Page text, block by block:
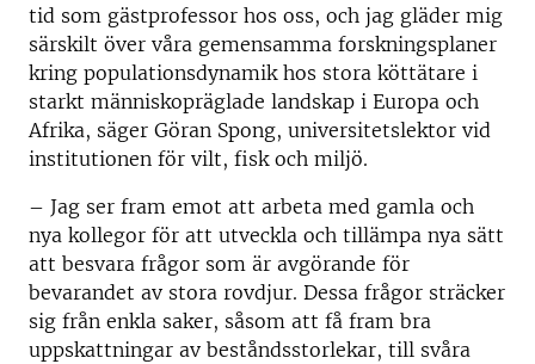
tid som gästprofessor hos oss, och jag gläder mig
särskilt över våra gemensamma forskningsplaner
kring populationsdynamik hos stora köttätare i
starkt människopräglade landskap i Europa och
Afrika, säger Göran Spong, universitetslektor vid
institutionen för vilt, fisk och miljö.
– Jag ser fram emot att arbeta med gamla och
nya kollegor för att utveckla och tillämpa nya sätt
att besvara frågor som är avgörande för
bevarandet av stora rovdjur. Dessa frågor sträcker
sig från enkla saker, såsom att få fram bra
uppskattningar av beståndsstorlekar, till svåra